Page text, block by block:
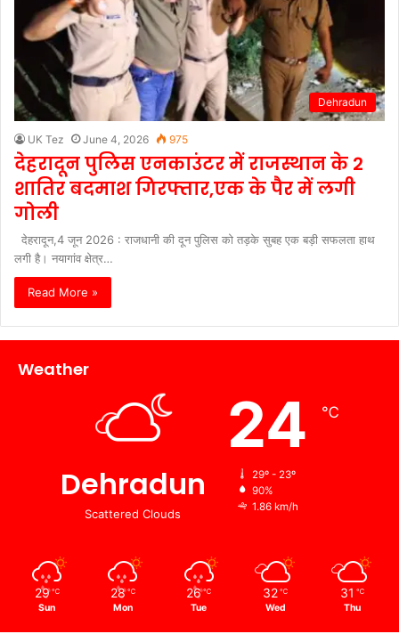
Dehradun
UK Tez June 4, 2026 975
देहरादून पुलिस एनकाउंटर में राजस्थान के 2
शातिर बदमाश गिरफ्तार,एक के पैर में लगी
गोली
देहरादून,4 जून 2026 : राजधानी की दून पुलिस को तड़के सुबह एक बड़ी सफलता हाथ
लगी है। नयागांव क्षेत्र…
Read More »
Weather
Dehradun
Scattered Clouds
24 ℃
29º - 23º
90%
1.86 km/h
29 ℃
Sun
28 ℃
Mon
26 ℃
Tue
32 ℃
Wed
31 ℃
Thu